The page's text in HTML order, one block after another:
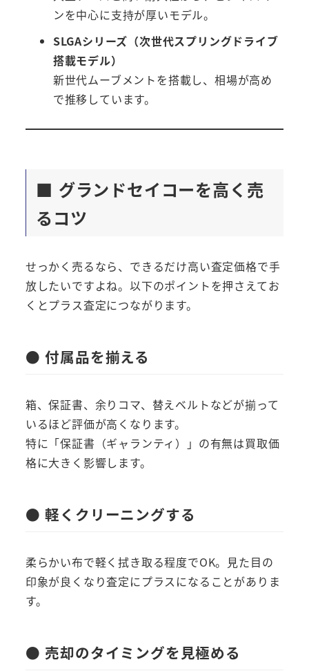
ンを中心に支持が厚いモデル。
SLGAシリーズ（次世代スプリングドライブ
搭載モデル）
新世代ムーブメントを搭載し、相場が高め
で推移しています。
■ グランドセイコーを高く売
るコツ
せっかく売るなら、できるだけ高い査定価格で手
放したいですよね。以下のポイントを押さえてお
くとプラス査定につながります。
● 付属品を揃える
箱、保証書、余りコマ、替えベルトなどが揃って
いるほど評価が高くなります。
特に「保証書（ギャランティ）」の有無は買取価
格に大きく影響します。
● 軽くクリーニングする
柔らかい布で軽く拭き取る程度でOK。見た目の
印象が良くなり査定にプラスになることがありま
す。
● 売却のタイミングを見極める